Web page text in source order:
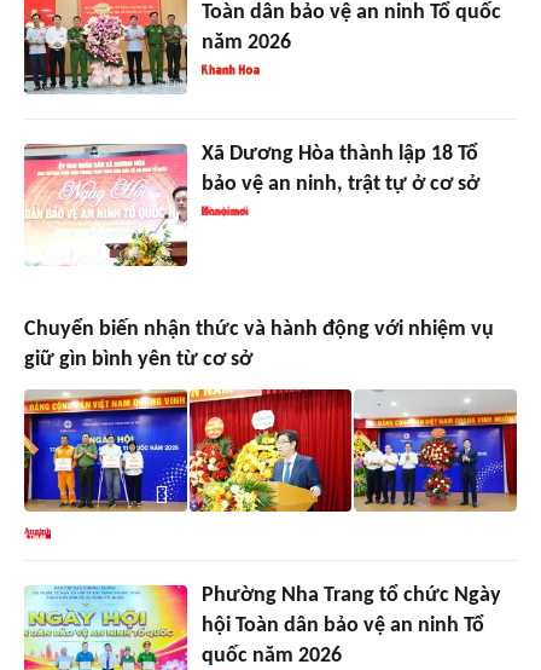
Toàn dân bảo vệ an ninh Tổ quốc
năm 2026
Xã Dương Hòa thành lập 18 Tổ
bảo vệ an ninh, trật tự ở cơ sở
Chuyển biến nhận thức và hành động với nhiệm vụ
giữ gìn bình yên từ cơ sở
Phường Nha Trang tổ chức Ngày
hội Toàn dân bảo vệ an ninh Tổ
quốc năm 2026